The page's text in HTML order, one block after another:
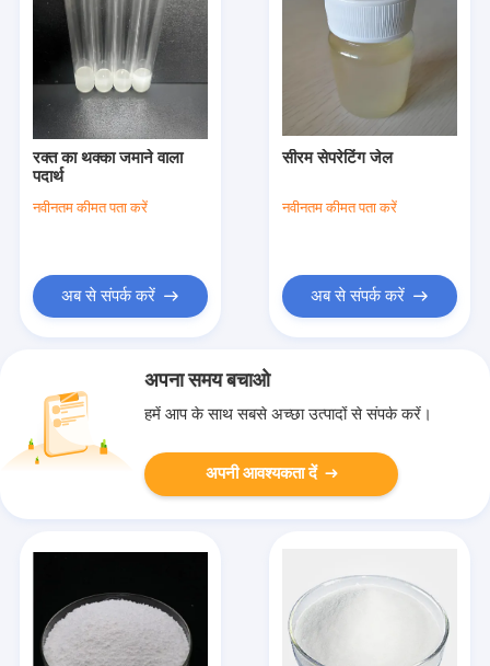
रक्त का थक्का जमाने वाला
पदार्थ
नवीनतम कीमत पता करें
अब से संपर्क करें
सीरम सेपरेटिंग जेल
नवीनतम कीमत पता करें
अब से संपर्क करें
अपना समय बचाओ
हमें आप के साथ सबसे अच्छा उत्पादों से संपर्क करें।
अपनी आवश्यकता दें